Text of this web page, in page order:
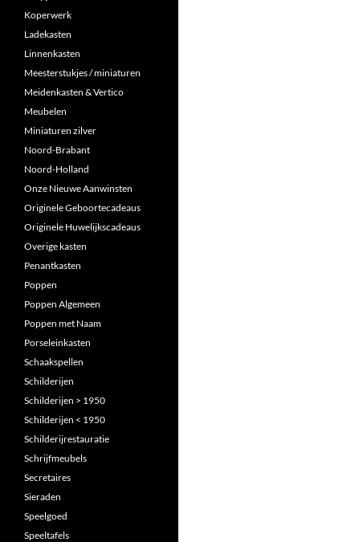
Koperwerk
Ladekasten
Linnenkasten
Meesterstukjes / miniaturen
Meidenkasten & Vertico
Meubelen
Miniaturen zilver
Noord-Brabant
Noord-Holland
Onze Nieuwe Aanwinsten
Originele Geboortecadeaus
Originele Huwelijkscadeaus
Overige kasten
Penantkasten
Poppen
Poppen Algemeen
Poppen met Naam
Porseleinkasten
Schaakspellen
Schilderijen
Schilderijen > 1950
Schilderijen < 1950
Schilderijrestauratie
Schrijfmeubels
Secretaires
Sieraden
Speelgoed
Speeltafels